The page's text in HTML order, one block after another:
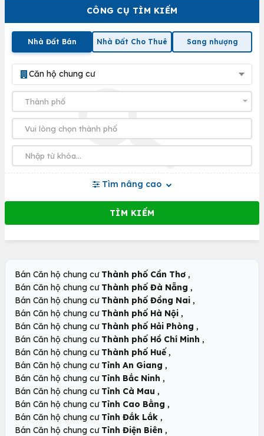
CÔNG CỤ TÌM KIẾM
Nhà Đất Bán Nhà Đất Cho Thuê Sang nhượng
Căn hộ chung cư
Tìm nâng cao
Bán Căn hộ chung cư Thành phố Cần Thơ ,
Bán Căn hộ chung cư Thành phố Đà Nẵng ,
Bán Căn hộ chung cư Thành phố Đồng Nai ,
Bán Căn hộ chung cư Thành phố Hà Nội ,
Bán Căn hộ chung cư Thành phố Hải Phòng ,
Bán Căn hộ chung cư Thành phố Hồ Chí Minh ,
Bán Căn hộ chung cư Thành phố Huế ,
Bán Căn hộ chung cư Tỉnh An Giang ,
Bán Căn hộ chung cư Tỉnh Bắc Ninh ,
Bán Căn hộ chung cư Tỉnh Cà Mau ,
Bán Căn hộ chung cư Tỉnh Cao Bằng ,
Bán Căn hộ chung cư Tỉnh Đắk Lắk ,
Bán Căn hộ chung cư Tỉnh Điện Biên ,